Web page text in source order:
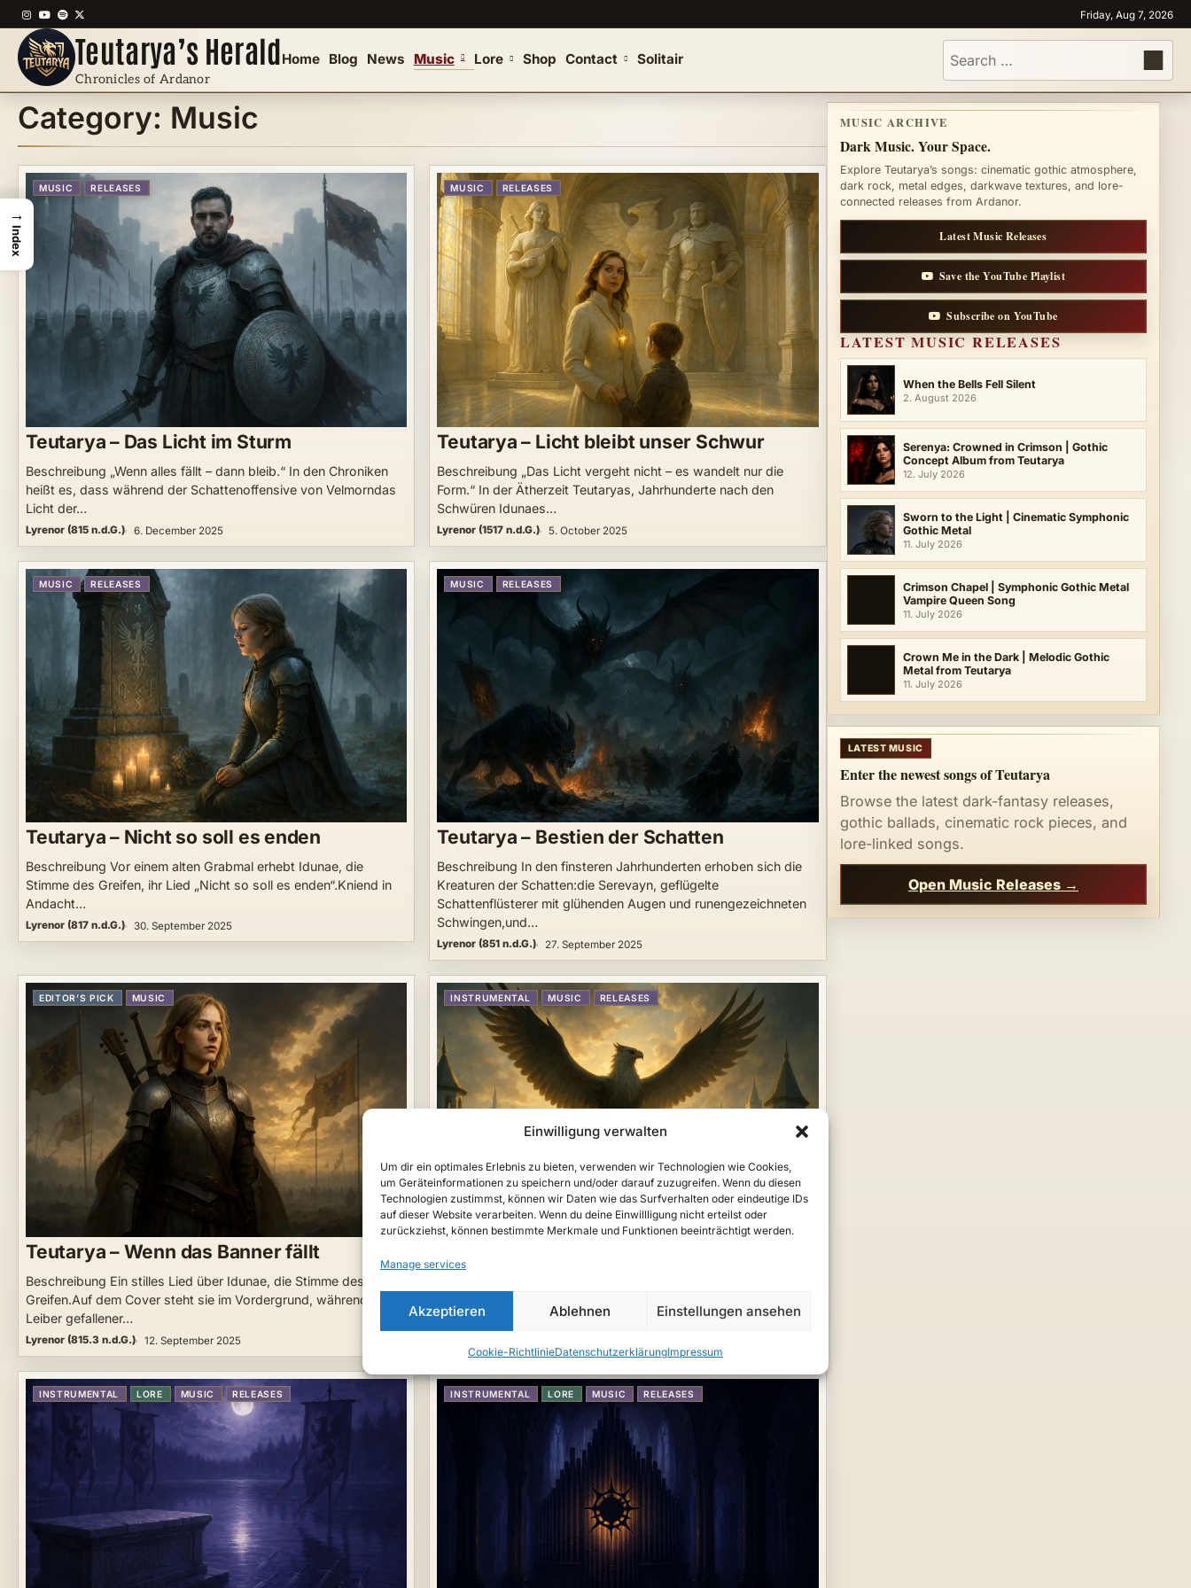
Einwilligung verwalten
Um dir ein optimales Erlebnis zu bieten, verwenden wir Technologien wie Cookies,
um Geräteinformationen zu speichern und/oder darauf zuzugreifen. Wenn du diesen
Technologien zustimmst, können wir Daten wie das Surfverhalten oder eindeutige IDs
auf dieser Website verarbeiten. Wenn du deine Einwillligung nicht erteilst oder
zurückziehst, können bestimmte Merkmale und Funktionen beeinträchtigt werden.
Manage services
Akzeptieren Ablehnen Einstellungen ansehen
Cookie-RichtlinieDatenschutzerklärungImpressum
Skip
to
content
Instagram
YouTube
Spotify Friday, Aug 7, 2026
Teutarya’s Herald
Chronicles of Ardanor
Home Blog News Music Lore Shop Contact Solitair
Search
Category: Music
MUSIC RELEASES
Teutarya – Das Licht im Sturm
Beschreibung „Wenn alles fällt – dann bleib.“ In den Chroniken
heißt es, dass während der Schattenoffensive von Velmorndas
Licht der…
Lyrenor (815 n.d.G.) 6. December 2025
MUSIC RELEASES
Teutarya – Licht bleibt unser Schwur
Beschreibung „Das Licht vergeht nicht – es wandelt nur die
Form.“ In der Ätherzeit Teutaryas, Jahrhunderte nach den
Schwüren Idunaes…
Lyrenor (1517 n.d.G.) 5. October 2025
MUSIC RELEASES
Teutarya – Nicht so soll es enden
Beschreibung Vor einem alten Grabmal erhebt Idunae, die
Stimme des Greifen, ihr Lied „Nicht so soll es enden“.Kniend in
Andacht…
Lyrenor (817 n.d.G.) 30. September 2025
MUSIC RELEASES
Teutarya – Bestien der Schatten
Beschreibung In den finsteren Jahrhunderten erhoben sich die
Kreaturen der Schatten:die Serevayn, geflügelte
Schattenflüsterer mit glühenden Augen und runengezeichneten
Schwingen,und…
Lyrenor (851 n.d.G.) 27. September 2025
EDITOR’S PICK MUSIC
Teutarya – Wenn das Banner fällt
Beschreibung Ein stilles Lied über Idunae, die Stimme des
Greifen.Auf dem Cover steht sie im Vordergrund, während die
Leiber gefallener…
Lyrenor (815.3 n.d.G.) 12. September 2025
INSTRUMENTAL MUSIC RELEASES
des Lichts, Greifenflug-Fest).Die Hauptstadt…
INSTRUMENTAL LORE MUSIC RELEASES INSTRUMENTAL LORE MUSIC RELEASES
MUSIC ARCHIVE
Dark Music. Your Space.
Explore Teutarya’s songs: cinematic gothic atmosphere,
dark rock, metal edges, darkwave textures, and lore-
connected releases from Ardanor.
Latest Music Releases
Save the YouTube Playlist
Subscribe on YouTube
LATEST MUSIC RELEASES
When the Bells Fell Silent
2. August 2026
Serenya: Crowned in Crimson | Gothic
Concept Album from Teutarya
12. July 2026
Sworn to the Light | Cinematic Symphonic
Gothic Metal
11. July 2026
Crimson Chapel | Symphonic Gothic Metal
Vampire Queen Song
11. July 2026
Crown Me in the Dark | Melodic Gothic
Metal from Teutarya
11. July 2026
LATEST MUSIC
Enter the newest songs of Teutarya
Browse the latest dark-fantasy releases,
gothic ballads, cinematic rock pieces, and
lore-linked songs.
Open Music Releases →
→
Index